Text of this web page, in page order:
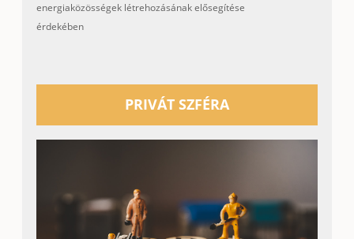
energiaközösségek létrehozásának elősegítése
érdekében
PRIVÁT SZFÉRA